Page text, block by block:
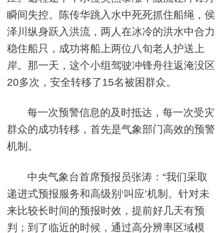
瞬间失控。陈传华跳入水中死死抓住船绳，侯
泽川纵身跃入洪流，两人在冰冷的洪水中合力
稳住船只，成功将船上两位八旬老人护送上
岸。那一天，这个小组驾驶冲锋舟往返淹没区
20多次，安全转移了15名被困群众。
每一次预警信息的及时抵达，每一次受灾
群众的成功转移，首先是气象部门高效的预警
机制。
中央气象台首席预报员张涛：“我们采取
递进式预报服务和高级别‘叫应’机制。针对未
来比较长时间的预报时效，提前好几天有预
判；到了临近的时候，通过高分辨率区域模